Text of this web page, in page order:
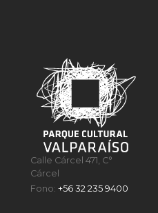
Calle Cárcel 471, C°
Cárcel
Fono:+56 32 235 9400